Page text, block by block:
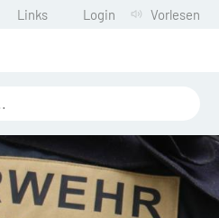
Links Login Vorlesen